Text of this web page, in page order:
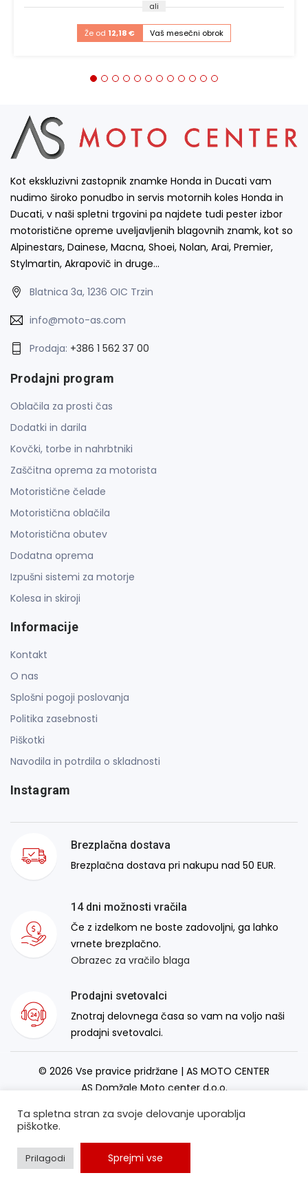
ali
Že od 12,18 € Vaš mesečni obrok
Kot ekskluzivni zastopnik znamke Honda in Ducati vam
nudimo široko ponudbo in servis motornih koles Honda in
Ducati, v naši spletni trgovini pa najdete tudi pester izbor
motoristične opreme uveljavljenih blagovnih znamk, kot so
Alpinestars, Dainese, Macna, Shoei, Nolan, Arai, Premier,
Stylmartin, Akrapovič in druge…
Blatnica 3a, 1236 OIC Trzin
info@moto-as.com
Prodaja: +386 1 562 37 00
Prodajni program
Oblačila za prosti čas
Dodatki in darila
Kovčki, torbe in nahrbtniki
Zaščitna oprema za motorista
Motoristične čelade
Motoristična oblačila
Motoristična obutev
Dodatna oprema
Izpušni sistemi za motorje
Kolesa in skiroji
Informacije
Kontakt
O nas
Splošni pogoji poslovanja
Politika zasebnosti
Piškotki
Navodila in potrdila o skladnosti
Instagram
Brezplačna dostava
Brezplačna dostava pri nakupu nad 50 EUR.
14 dni možnosti vračila
Če z izdelkom ne boste zadovoljni, ga lahko
vrnete brezplačno.
Obrazec za vračilo blaga
Prodajni svetovalci
Znotraj delovnega časa so vam na voljo naši
prodajni svetovalci.
© 2026 Vse pravice pridržane | AS MOTO CENTER
AS Domžale Moto center d.o.o.
Ta spletna stran za svoje delovanje uporablja
piškotke.
Prilagodi Sprejmi vse